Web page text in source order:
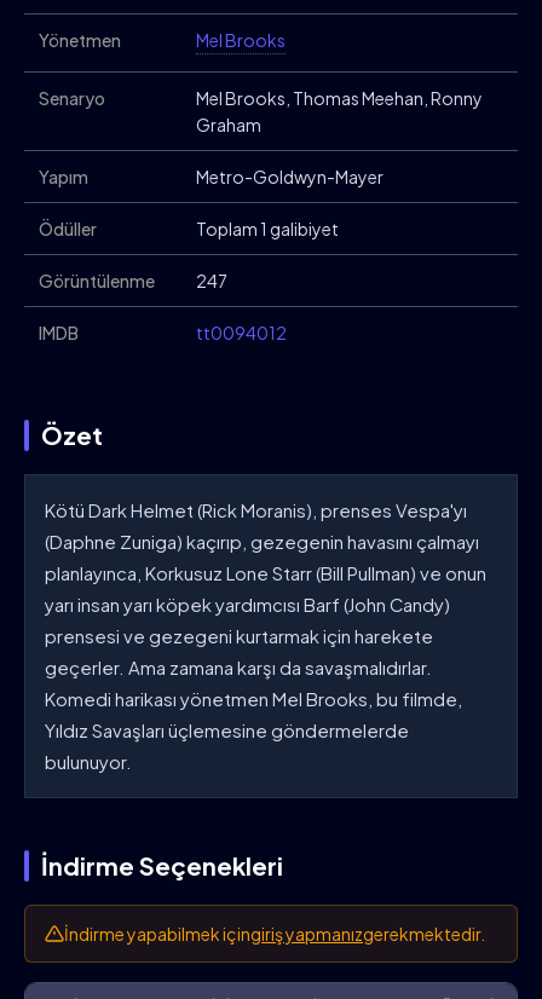
Yönetmen Mel Brooks
Senaryo
Mel Brooks, Thomas Meehan, Ronny
Graham
Yapım Metro-Goldwyn-Mayer
Ödüller Toplam 1 galibiyet
Görüntülenme 247
IMDB tt0094012
Özet
Kötü Dark Helmet (Rick Moranis), prenses Vespa'yı
(Daphne Zuniga) kaçırıp, gezegenin havasını çalmayı
planlayınca, Korkusuz Lone Starr (Bill Pullman) ve onun
yarı insan yarı köpek yardımcısı Barf (John Candy)
prensesi ve gezegeni kurtarmak için harekete
geçerler. Ama zamana karşı da savaşmalıdırlar.
Komedi harikası yönetmen Mel Brooks, bu filmde,
Yıldız Savaşları üçlemesine göndermelerde
bulunuyor.
İndirme Seçenekleri
İndirme yapabilmek içingiriş yapmanızgerekmektedir.